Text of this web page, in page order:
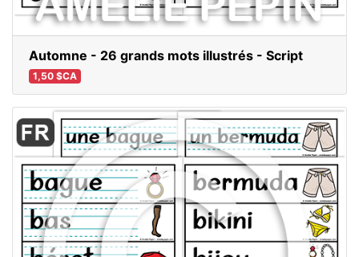
Automne - 26 grands mots illustrés - Script
1,50 $CA